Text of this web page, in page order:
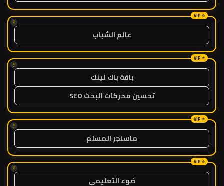
!
عالم الشباب
!
باقة باك لينك
تحسين محركات البحث SEO
!
ماسنجر المسلم
!
ضوء التعليمي